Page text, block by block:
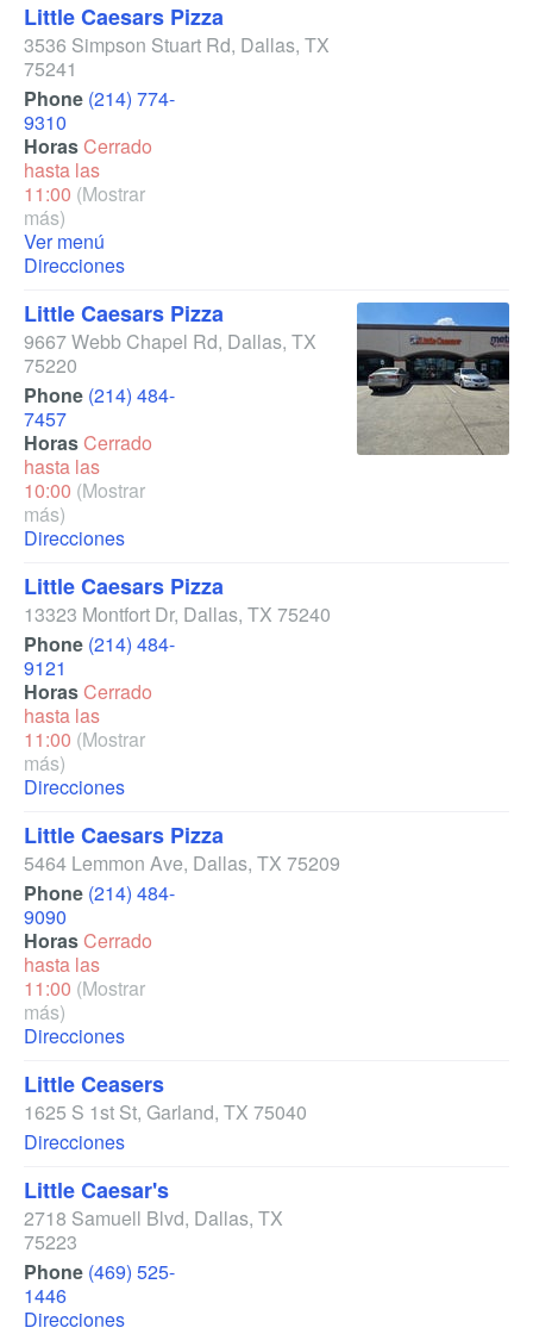
Little Caesars Pizza
3536 Simpson Stuart Rd, Dallas, TX
75241
Phone (214) 774-
9310
HorasCerrado
hasta las
11:00 (Mostrar
más)
Ver menú
Direcciones
Little Caesars Pizza
9667 Webb Chapel Rd, Dallas, TX
75220
Phone (214) 484-
7457
HorasCerrado
hasta las
10:00 (Mostrar
más)
Direcciones
Little Caesars Pizza
13323 Montfort Dr, Dallas, TX 75240
Phone (214) 484-
9121
HorasCerrado
hasta las
11:00 (Mostrar
más)
Direcciones
Little Caesars Pizza
5464 Lemmon Ave, Dallas, TX 75209
Phone (214) 484-
9090
HorasCerrado
hasta las
11:00 (Mostrar
más)
Direcciones
Little Ceasers
1625 S 1st St, Garland, TX 75040
Direcciones
Little Caesar's
2718 Samuell Blvd, Dallas, TX
75223
Phone (469) 525-
1446
Direcciones